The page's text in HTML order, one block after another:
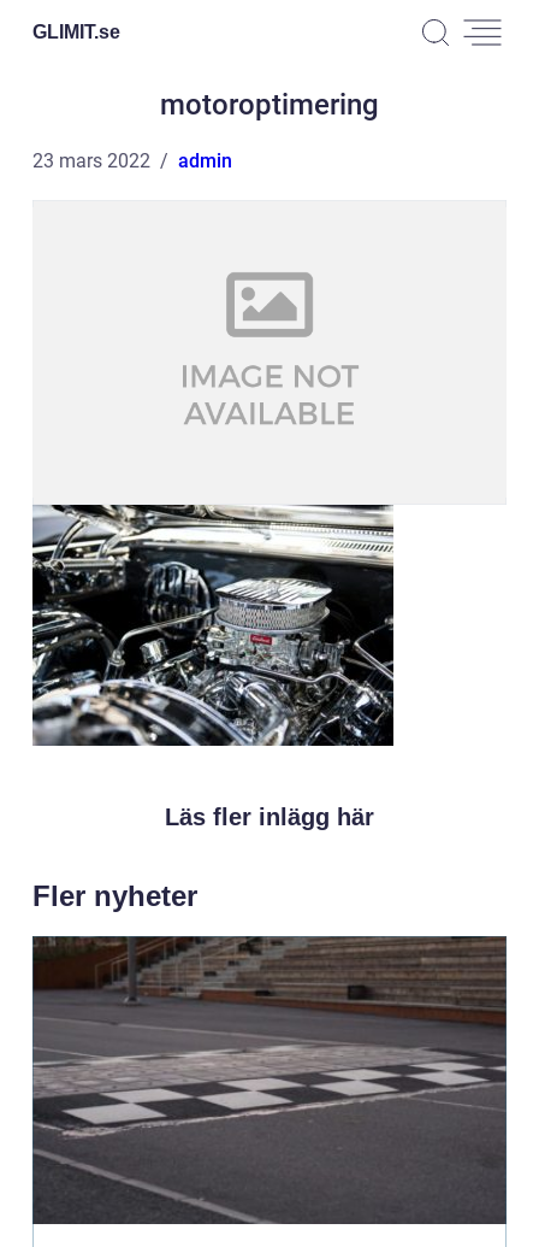
GLIMIT.se
motoroptimering
23 mars 2022 admin
Läs fler inlägg här
Fler nyheter